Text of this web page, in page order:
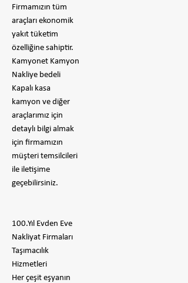
Firmamızın tüm
araçları ekonomik
yakıt tüketim
özelliğine sahiptir.
Kamyonet Kamyon
Nakliye bedeli
Kapalı kasa
kamyon ve diğer
araçlarımız için
detaylı bilgi almak
için firmamızın
müşteri temsilcileri
ile iletişime
geçebilirsiniz.
100.Yıl Evden Eve
Nakliyat Firmaları
Taşımacılık
Hizmetleri
Her çeşit eşyanın